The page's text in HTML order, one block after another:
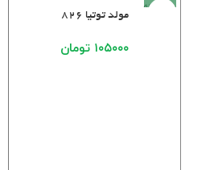
فروخته
مولد توتیا ۸۲۶
۱۰۵۰۰۰ تومان